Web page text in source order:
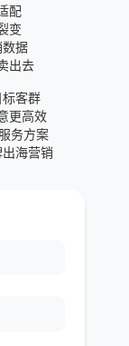
配
变
据
出去
客群
更高效
务方案
海营销